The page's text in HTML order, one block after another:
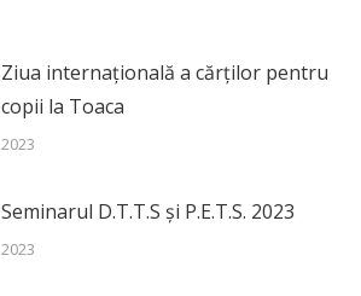
Ziua internațională a cărților pentru
copii la Toaca
2023
Seminarul D.T.T.S și P.E.T.S. 2023
2023